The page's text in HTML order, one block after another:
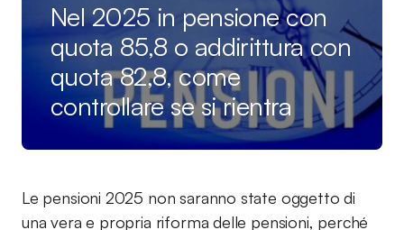
Nel 2025 in pensione con
quota 85,8 o addirittura con
quota 82,8, come
controllare se si rientra
Le pensioni 2025 non saranno state oggetto di
una vera e propria riforma delle pensioni, perché